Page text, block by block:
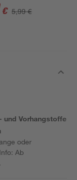
2 Stück
€ 5,99 €
und Vorhangstoffe
oder
Ab